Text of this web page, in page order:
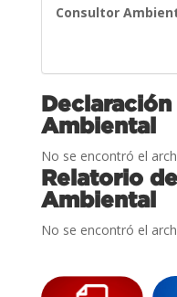
Consultor
Ambiental
No se encontró el
Relatorio
Ambiental
No se encontró el